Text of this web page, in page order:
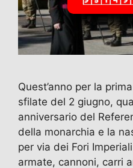
Quest’anno per la
sfilate del 2 giugno,
anniversario del
della monarchia e la
per via dei Fori
armate, cannoni, carri